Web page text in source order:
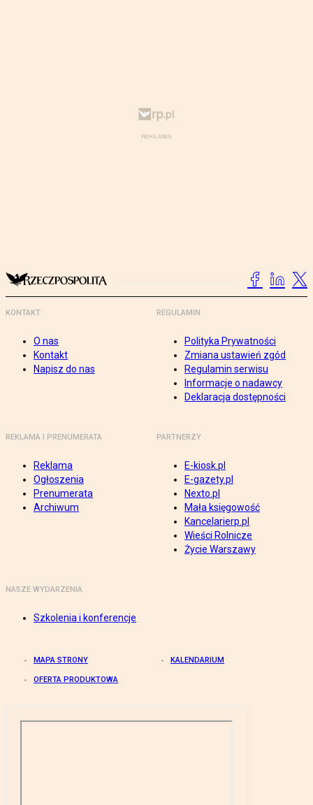
KONTAKT
O nas
Kontakt
Napisz do nas
REGULAMIN
Polityka Prywatności
Zmiana ustawień zgód
Regulamin serwisu
Informacje o nadawcy
Deklaracja dostępności
REKLAMA I PRENUMERATA
Reklama
Ogłoszenia
Prenumerata
Archiwum
PARTNERZY
E-kiosk.pl
E-gazety.pl
Nexto.pl
Mała księgowość
Kancelarierp.pl
Wieści Rolnicze
Życie Warszawy
NASZE WYDARZENIA
Szkolenia i konferencje
MAPA STRONY KALENDARIUM
OFERTA PRODUKTOWA